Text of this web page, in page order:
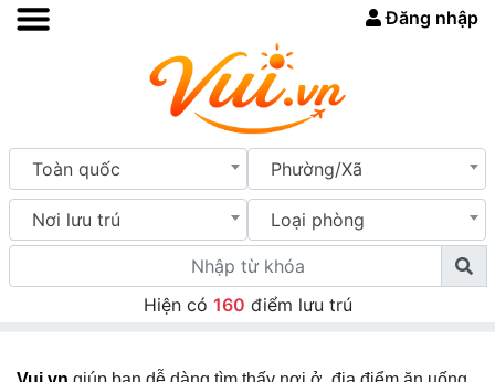
Đăng nhập
Toàn quốc Phường/Xã
Nơi lưu trú Loại phòng
Hiện có 160 điểm lưu trú